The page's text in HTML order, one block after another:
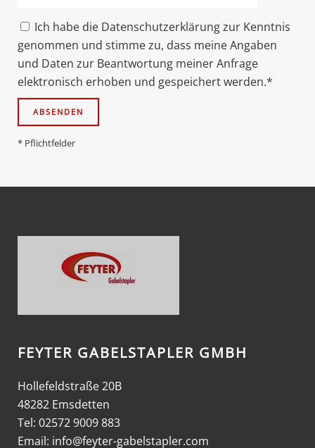
Ich habe die Datenschutzerklärung zur Kenntnis
genommen und stimme zu, dass meine Angaben
und Daten zur Beantwortung meiner Anfrage
elektronisch erhoben und gespeichert werden.*
* Pflichtfelder
FEYTER GABELSTAPLER GMBH
Hollefeldstraße 20B
48282 Emsdetten
Tel: 02572 9009 883
Email: info@feyter-gabelstapler.com